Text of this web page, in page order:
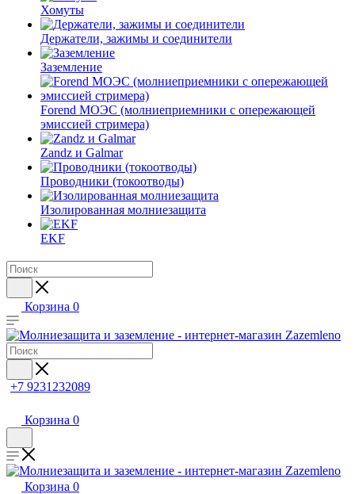
Хомуты
Держатели, зажимы и соединители
Заземление
Forend МОЭС (молниеприемники с опережающей
эмиссией стримера)
Zandz и Galmar
Проводники (токоотводы)
Изолированная молниезащита
EKF
Корзина 0
+7 9231232089
Корзина 0
Корзина 0